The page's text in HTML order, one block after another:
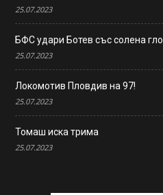
25.07.2023
БФС удари Ботев със солена
25.07.2023
Локомотив Пловдив на 97!
25.07.2023
Томаш иска трима
25.07.2023